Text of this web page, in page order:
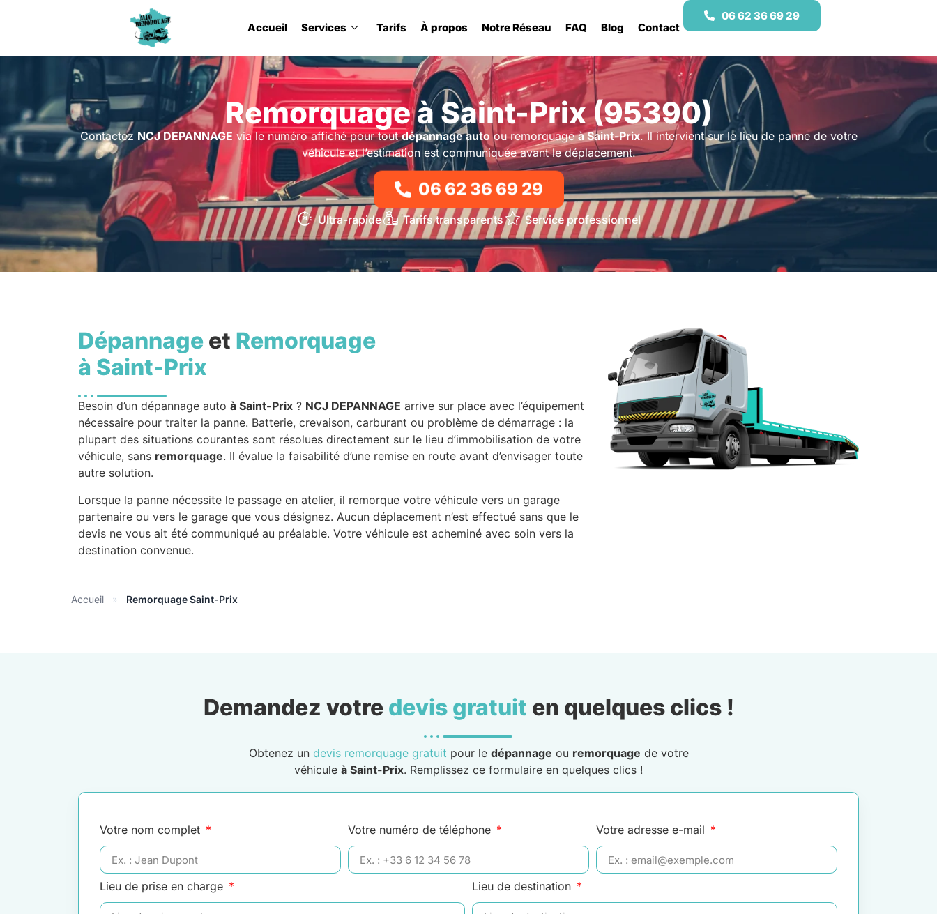
Accueil Services Tarifs À propos Notre Réseau FAQ Blog Contact
06 62 36 69 29
Remorquage à Saint-Prix (95390)
Contactez NCJ DEPANNAGE via le numéro affiché pour toutdépannage auto ou remorquageà Saint-Prix. Il intervient sur le lieu de panne de votre
véhicule et l’estimation est communiquée avant le déplacement.
06 62 36 69 29
Ultra-rapide Tarifs transparents Service professionnel
Dépannage et Remorquage
à Saint-Prix
Besoin d’un dépannage auto à Saint-Prix ? NCJ DEPANNAGE arrive sur place avec l’équipement
nécessaire pour traiter la panne. Batterie, crevaison, carburant ou problème de démarrage : la
plupart des situations courantes sont résolues directement sur le lieu d’immobilisation de votre
véhicule, sans remorquage. Il évalue la faisabilité d’une remise en route avant d’envisager toute
autre solution.
Lorsque la panne nécessite le passage en atelier, il remorque votre véhicule vers un garage
partenaire ou vers le garage que vous désignez. Aucun déplacement n’est effectué sans que le
devis ne vous ait été communiqué au préalable. Votre véhicule est acheminé avec soin vers la
destination convenue.
Accueil » Remorquage Saint-Prix
Demandez votre devis gratuit en quelques clics !
Obtenez un devis remorquage gratuit pour le dépannage ou remorquage de votre
véhicule à Saint-Prix. Remplissez ce formulaire en quelques clics !
Votre nom complet Votre numéro de téléphone Votre adresse e-mail
Lieu de prise en charge Lieu de destination